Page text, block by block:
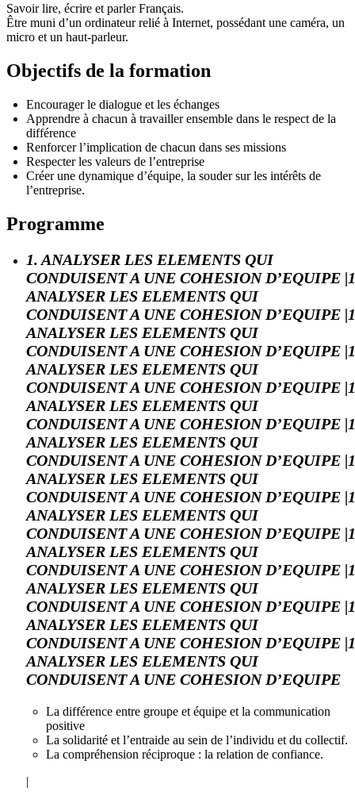
Savoir lire, écrire et parler Français.
Être muni d’un ordinateur relié à Internet, possédant une caméra, un
micro et un haut-parleur.
Objectifs de la formation
Encourager le dialogue et les échanges
Apprendre à chacun à travailler ensemble dans le respect de la
différence
Renforcer l’implication de chacun dans ses missions
Respecter les valeurs de l’entreprise
Créer une dynamique d’équipe, la souder sur les intérêts de
l’entreprise.
Programme
1. ANALYSER LES ELEMENTS QUI
CONDUISENT A UNE COHESION D’EQUIPE
ANALYSER LES ELEMENTS QUI
CONDUISENT A UNE COHESION D’EQUIPE
ANALYSER LES ELEMENTS QUI
CONDUISENT A UNE COHESION D’EQUIPE
ANALYSER LES ELEMENTS QUI
CONDUISENT A UNE COHESION D’EQUIPE
ANALYSER LES ELEMENTS QUI
CONDUISENT A UNE COHESION D’EQUIPE
ANALYSER LES ELEMENTS QUI
CONDUISENT A UNE COHESION D’EQUIPE
ANALYSER LES ELEMENTS QUI
CONDUISENT A UNE COHESION D’EQUIPE
ANALYSER LES ELEMENTS QUI
CONDUISENT A UNE COHESION D’EQUIPE
ANALYSER LES ELEMENTS QUI
CONDUISENT A UNE COHESION D’EQUIPE
ANALYSER LES ELEMENTS QUI
CONDUISENT A UNE COHESION D’EQUIPE
ANALYSER LES ELEMENTS QUI
CONDUISENT A UNE COHESION D’EQUIPE
ANALYSER LES ELEMENTS QUI
CONDUISENT A UNE COHESION D’EQUIPE
La différence entre groupe et équipe et la communication
positive
La solidarité et l’entraide au sein de l’individu et du collectif.
La compréhension réciproque : la relation de confiance.
|